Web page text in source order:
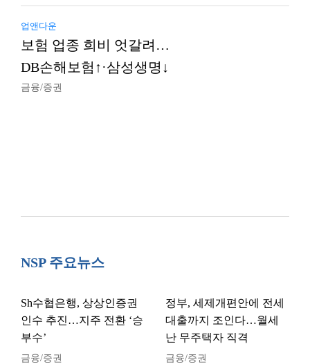
업앤다운
보험 업종 희비 엇갈려…
DB손해보험↑·삼성생명↓
금융/증권
NSP 주요뉴스
Sh수협은행, 상상인증권
인수 추진…지주 전환 ‘승
부수’
금융/증권
정부, 세제개편안에 전세
대출까지 조인다…월세
난 무주택자 직격
금융/증권